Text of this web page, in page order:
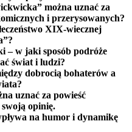
można uznać za
i przerysowanych?
XIX-wiecznej
– w jaki sposób podróże
świat i ludzi?
dobrocią bohaterów a
uznać za powieść
opinię.
na humor i dynamikę